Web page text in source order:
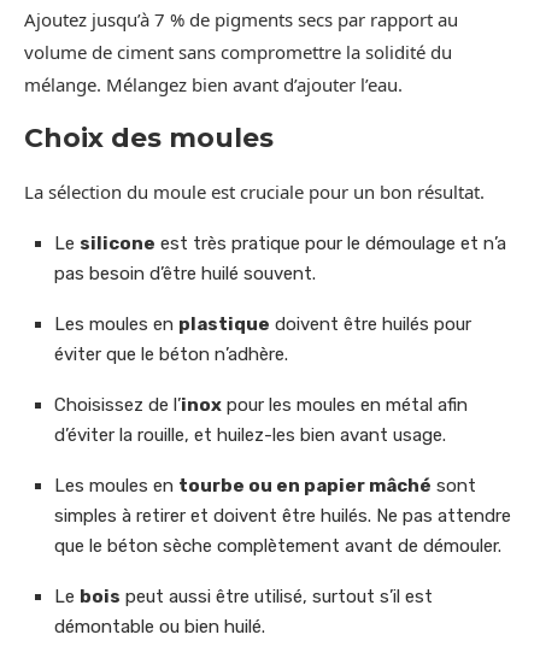
Ajoutez jusqu’à 7 % de pigments secs par rapport au
volume de ciment sans compromettre la solidité du
mélange. Mélangez bien avant d’ajouter l’eau.
Choix des moules
La sélection du moule est cruciale pour un bon résultat.
Le silicone est très pratique pour le démoulage et n’a
pas besoin d’être huilé souvent.
Les moules en plastique doivent être huilés pour
éviter que le béton n’adhère.
Choisissez de l’inox pour les moules en métal afin
d’éviter la rouille, et huilez-les bien avant usage.
Les moules en tourbe ou en papier mâché sont
simples à retirer et doivent être huilés. Ne pas attendre
que le béton sèche complètement avant de démouler.
Le bois peut aussi être utilisé, surtout s’il est
démontable ou bien huilé.